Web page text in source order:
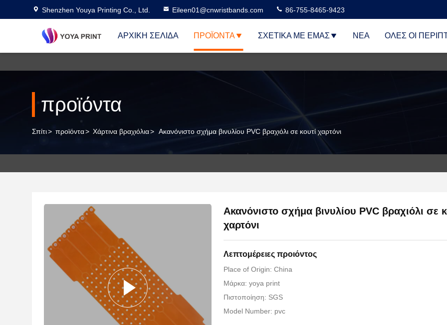
Shenzhen Youya Printing Co., Ltd. Eileen01@cnwristbands.com 86-755-8465-9423
ΑΡΧΙΚΉ ΣΕΛΊΔΑ ΠΡΟΪΌΝΤΑ ΣΧΕΤΙΚΆ ΜΕ ΕΜΆΣ ΝΈΑ ΌΛΕΣ ΟΙ
προϊόντα
Σπίτι> προϊόντα> Χάρτινα βραχιόλια> Ακανόνιστο σχήμα βινυλίου PVC βραχιόλι σε κουτί χαρτόνι
Ακανόνιστο σχήμα βινυλίου PVC βραχιόλι σε
χαρτόνι
Λεπτομέρειες προιόντος
Place of Origin: China
Μάρκα: yoya print
Πιστοποίηση: SGS
Model Number: pvc